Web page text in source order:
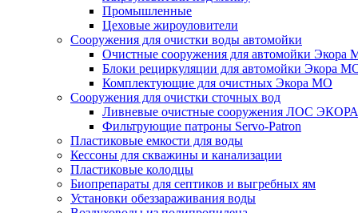
Промышленные
Цеховые жироуловители
Сооружения для очистки воды автомойки
Очистные сооружения для автомойки Экора
Блоки рециркуляции для автомойки Экора
Комплектующие для очистных Экора МО
Сооружения для очистки сточных вод
Ливневые очистные сооружения ЛОС ЭКОРА
Фильтрующие патроны Servo-Patron
Пластиковые емкости для воды
Кессоны для скважины и канализации
Пластиковые колодцы
Биопрепараты для септиков и выгребных ям
Установки обеззараживания воды